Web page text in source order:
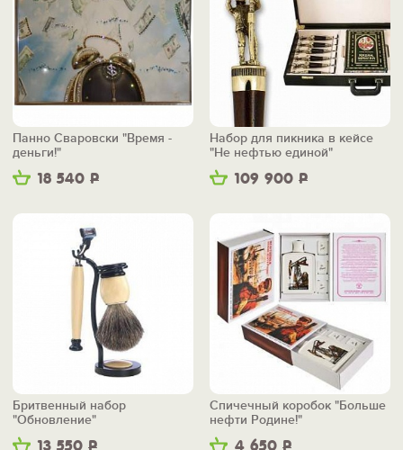
18 540 Р
Панно Сваровски "Время -
деньги!"
109 900 Р
Набор для пикника в кейсе
"Не нефтью единой"
Бритвенный набор
"Обновление"
Спичечный коробок "Больше
нефти Родине!"